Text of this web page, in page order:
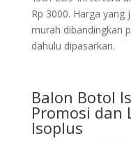
Rp 3000. Harga yang
murah dibandingkan
dahulu dipasarkan.
Balon Botol
Promosi dan
Isoplus